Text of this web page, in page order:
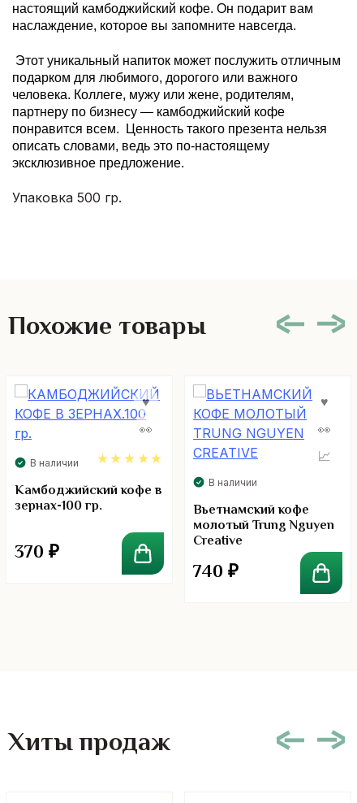
настоящий камбоджийский кофе. Он подарит вам
наслаждение, которое вы запомните навсегда.
Этот уникальный напиток может послужить отличным
подарком для любимого, дорогого или важного
человека. Коллеге, мужу или жене, родителям,
партнеру по бизнесу — камбоджийский кофе
понравится всем. Ценность такого презента нельзя
описать словами, ведь это по-настоящему
эксклюзивное предложение.
Упаковка 500 гр.
Похожие товары
В наличии
5.00
Камбоджийский кофе в
зернах-100 гр.
370 ₽
В наличии
Вьетнамский кофе
молотый Trung Nguyen
Creative
740 ₽
Хиты продаж